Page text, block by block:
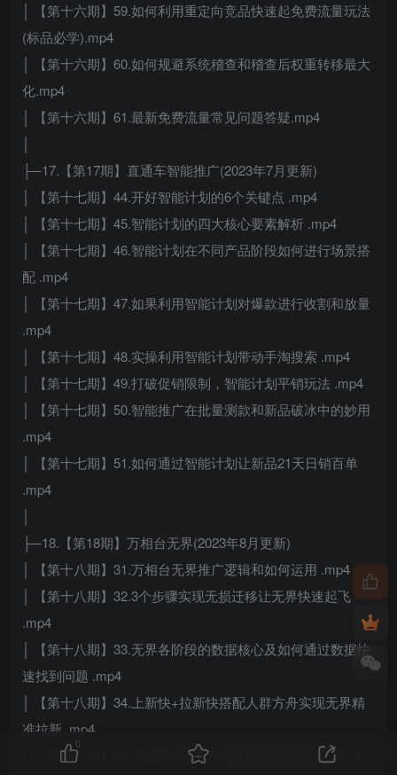
│ 【第十六期】59.如何利用重定向竞品快速起免费流量玩法
(标品必学).mp4
│ 【第十六期】60.如何规避系统稽查和稽查后权重转移最大
化.mp4
│ 【第十六期】61.最新免费流量常见问题答疑.mp4
├─17.【第17期】直通车智能推广(2023年7月更新)
│ 【第十七期】44.开好智能计划的6个关键点 .mp4
│ 【第十七期】45.智能计划的四大核心要素解析 .mp4
│ 【第十七期】46.智能计划在不同产品阶段如何进行场景搭
配 .mp4
│ 【第十七期】47.如果利用智能计划对爆款进行收割和放量
.mp4
│ 【第十七期】48.实操利用智能计划带动手淘搜索 .mp4
│ 【第十七期】49.打破促销限制，智能计划平销玩法 .mp4
│ 【第十七期】50.智能推广在批量测款和新品破冰中的妙用
.mp4
│ 【第十七期】51.如何通过智能计划让新品21天日销百单
.mp4
├─18.【第18期】万相台无界(2023年8月更新)
│ 【第十八期】31.万相台无界推广逻辑和如何运用 .mp4
│ 【第十八期】32.3个步骤实现无损迁移让无界快速起飞
.mp4
│ 【第十八期】33.无界各阶段的数据核心及如何通过数据快
速找到问题 .mp4
│ 【第十八期】34.上新快+拉新快搭配人群方舟实现无界精
准拉新 .mp4
│ 【第十八期】35.关键词+精准人群搭配货品加速实现无界
0